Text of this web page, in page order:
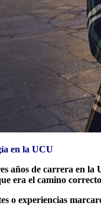
en la UCU
años de carrera en la
era el camino
o experiencias